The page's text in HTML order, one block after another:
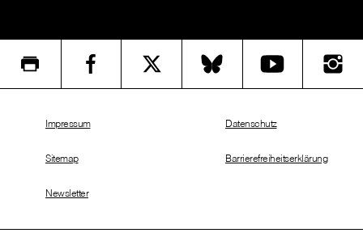
Impressum
Sitemap
Newsletter
Datenschutz
Barrierefreiheitserklärung